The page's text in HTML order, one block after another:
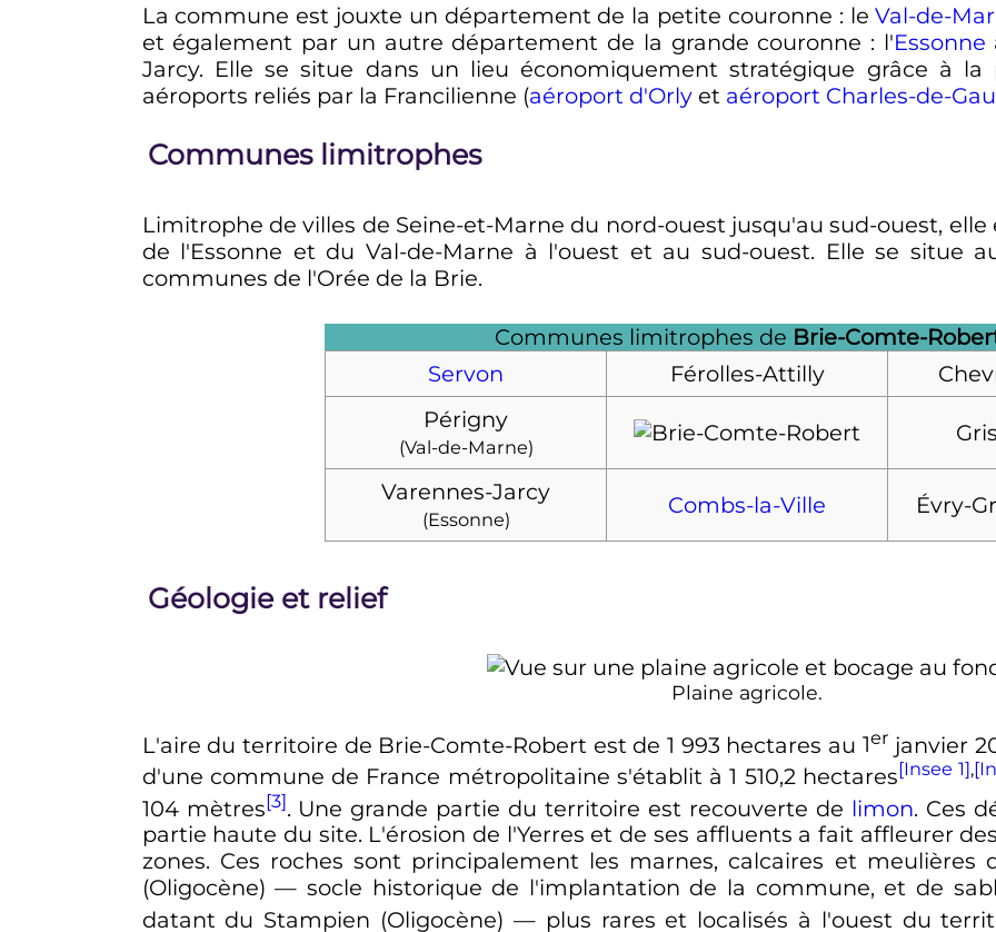
La commune est jouxte un département de la petite couronne : leVal-de-
et également par un autre département de la grande couronne : l'Essonne
Jarcy. Elle se situe dans un lieu économiquement stratégique grâce à
aéroports reliés par la Francilienne (aéroport d'Orlyet aéroport Charles-de-
Communes limitrophes
Limitrophe de villes de Seine-et-Marne du nord-ouest jusqu'au sud-ouest,
de l'Essonne et du Val-de-Marne à l'ouest et au sud-ouest. Elle se situe
communes de l'Orée de la Brie.
Communes limitrophes de Brie-Comte-
Servon
Férolles-Attilly
Périgny
(Val-de-Marne)
Varennes-Jarcy
(Essonne)
Combs-la-Ville Évry-
Géologie et relief
Plaine agricole.
L'aire du territoire de Brie-Comte-Robert est de1 993 hectares au 1er janvier
d'une commune de France métropolitaine s'établit à1 510,2hectares[Insee 1],
104 mètres[3]. Une grande partie du territoire est recouverte de limon. Ces
partie haute du site. L'érosion de l'Yerres et de ses affluents a fait affleurer
zones. Ces roches sont principalement les marnes, calcaires et meulières
(Oligocène) — socle historique de l'implantation de la commune, et de
datant du Stampien (Oligocène) —plus rares et localisés à l'ouest du